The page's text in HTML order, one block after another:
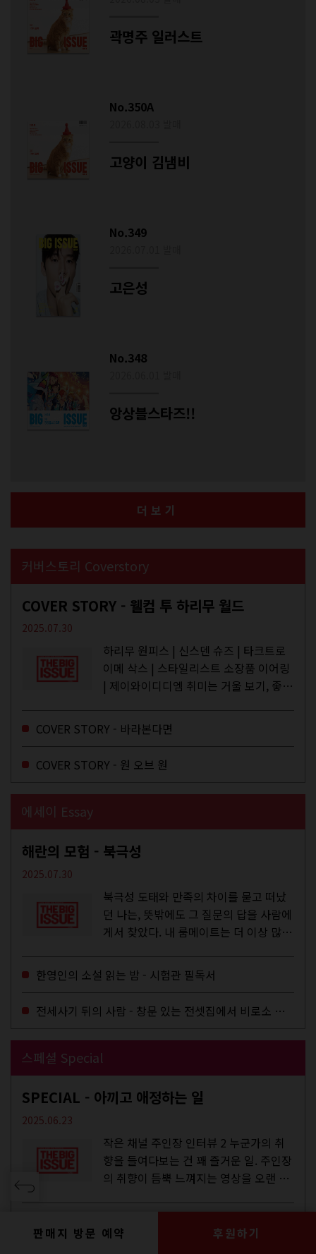
곽명주 일러스트
No.350A
고양이 김냄비
No.349
고은성
No.348
앙상블스타즈!!
더보기
커버스토리 Coverstory
COVER STORY - 웰컴 투 하리무 월드
2025.07.30
하리무 원피스 | 신스덴 슈즈 | 타크트로
이메 삭스 | 스타일리스트 소장품 이어링
| 제이와이디디엠 취미는 거울 보기, 좋아
주와...
COVER STORY - 바라본다면
COVER STORY - 원 오브 원
에세이 Essay
해란의 모험 - 북극성
2025.07.30
북극성 도태와 만족의 차이를 묻고 떠났
던 나는, 뜻밖에도 그 질문의 답을 사람에
게서 찾았다. 내 룸메이트는 더 이상 많은
한영인의 소설 읽는 밤 - 시험관 필독서
전세사기 뒤의 사람 - 창문 있는 전셋집에서 비로소 겨울 이불을 샀다
스페셜 Special
SPECIAL - 아끼고 애정하는 일
2025.06.23
작은 채널 주인장 인터뷰 2 누군가의 취
향을 들여다보는 건 꽤 즐거운 일. 주인장
의 취향이 듬뿍 느껴지는 영상을 오랜 시
에 스며드는 경험을 하기도 한다. 좀처럼
듣지 않던 장르의 노래를...
판매지 방문 예약 후원하기